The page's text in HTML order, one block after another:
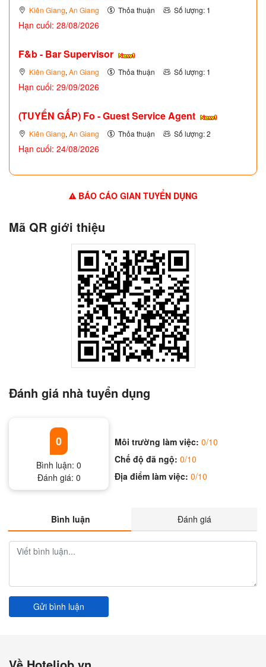
Kiên Giang,An Giang Thỏa thuận Số lượng: 1
Hạn cuối: 28/08/2026
F&b - Bar Supervisor
Kiên Giang, An Giang Thỏa thuận Số lượng: 1
Hạn cuối: 29/09/2026
(TUYỂN GẤP) Fo - Guest Service Agent
Kiên Giang, An Giang Thỏa thuận Số lượng: 2
Hạn cuối: 24/08/2026
BÁO CÁO GIAN TUYỂN DỤNG
Mã QR giới thiệu
Đánh giá nhà tuyển dụng
0
Bình luận:0
Đánh giá: 0
Môi trường làm việc:0/10
Chế độ đã ngộ:0/10
Địa điểm làm việc:0/10
Bình luận Đánh giá
Gửi bình luận